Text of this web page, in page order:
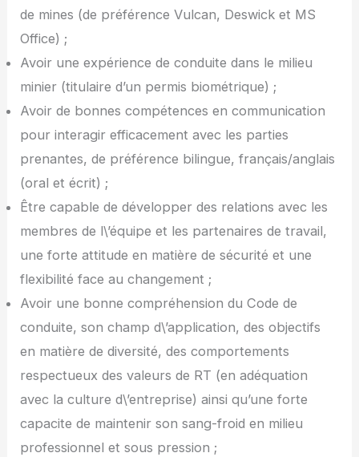
de mines (de préférence Vulcan, Deswick et MS
Office) ;
Avoir une expérience de conduite dans le milieu
minier (titulaire d’un permis biométrique) ;
Avoir de bonnes compétences en communication
pour interagir efficacement avec les parties
prenantes, de préférence bilingue, français/anglais
(oral et écrit) ;
Être capable de développer des relations avec les
membres de l\’équipe et les partenaires de travail,
une forte attitude en matière de sécurité et une
flexibilité face au changement ;
Avoir une bonne compréhension du Code de
conduite, son champ d\’application, des objectifs
en matière de diversité, des comportements
respectueux des valeurs de RT (en adéquation
avec la culture d\’entreprise) ainsi qu’une forte
capacite de maintenir son sang-froid en milieu
professionnel et sous pression ;